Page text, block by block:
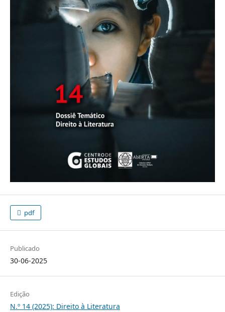
pdf
Publicado
30-06-2025
Edição
N.º 14 (2025): Direito à Literatura